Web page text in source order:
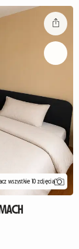
wszystkie 10 zdjęcia